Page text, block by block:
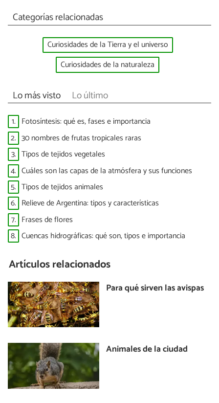
Categorías relacionadas
Curiosidades de la Tierra y el universo
Curiosidades de la naturaleza
Lo más visto Lo último
1. Fotosíntesis: qué es, fases e importancia
2. 30 nombres de frutas tropicales raras
3. Tipos de tejidos vegetales
4. Cuáles son las capas de la atmósfera y sus funciones
5. Tipos de tejidos animales
6. Relieve de Argentina: tipos y características
7. Frases de flores
8. Cuencas hidrográficas: qué son, tipos e importancia
Artículos relacionados
Para qué sirven las avispas
Animales de la ciudad